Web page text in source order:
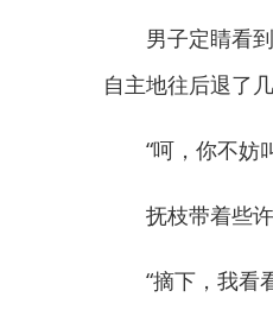
男子定睛看到
自主地往后退了几
“呵，你不妨
抚枝带着些许
“摘下，我看